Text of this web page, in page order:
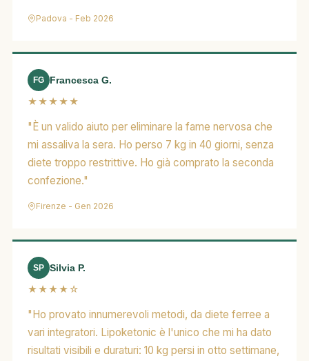
Padova - Feb 2026
FG
Francesca G.
★★★★★
"È un valido aiuto per eliminare la fame nervosa che
mi assaliva la sera. Ho perso 7 kg in 40 giorni, senza
diete troppo restrittive. Ho già comprato la seconda
confezione."
Firenze - Gen 2026
SP Silvia P.
★★★★☆
"Ho provato innumerevoli metodi, da diete ferree a
vari integratori. Lipoketonic è l'unico che mi ha dato
risultati visibili e duraturi: 10 kg persi in otto settimane,